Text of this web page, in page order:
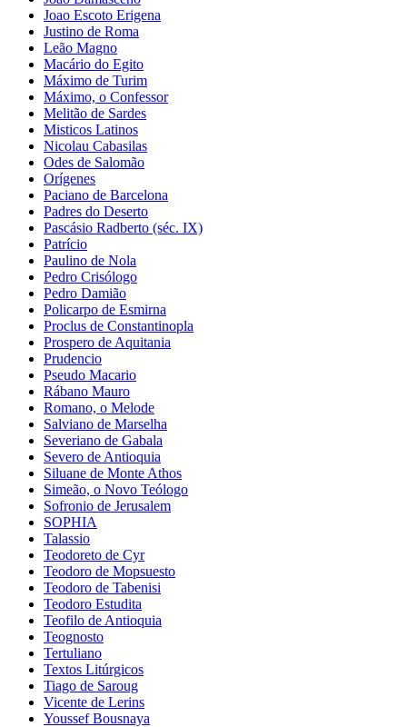
Joao Escoto Erigena
Justino de Roma
Leão Magno
Macário do Egito
Máximo de Turim
Máximo, o Confessor
Melitão de Sardes
Misticos Latinos
Nicolau Cabasilas
Odes de Salomão
Orígenes
Paciano de Barcelona
Padres do Deserto
Pascásio Radberto (séc. IX)
Patrício
Paulino de Nola
Pedro Crisólogo
Pedro Damião
Policarpo de Esmirna
Proclus de Constantinopla
Prospero de Aquitania
Prudencio
Pseudo Macario
Rábano Mauro
Romano, o Melode
Salviano de Marselha
Severiano de Gabala
Severo de Antioquia
Siluane de Monte Athos
Simeão, o Novo Teólogo
Sofronio de Jerusalem
SOPHIA
Talassio
Teodoreto de Cyr
Teodoro de Mopsuesto
Teodoro de Tabenisi
Teodoro Estudita
Teofilo de Antioquia
Teognosto
Tertuliano
Textos Litúrgicos
Tiago de Saroug
Vicente de Lerins
Youssef Bousnaya